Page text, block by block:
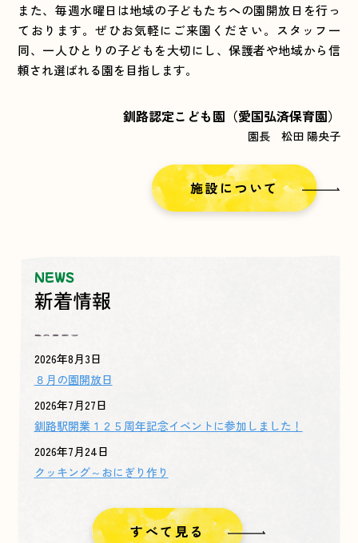
また、毎週水曜日は地域の子どもたちへの園開放日を行っ
ております。ぜひお気軽にご来園ください。スタッフ一
同、一人ひとりの子どもを大切にし、保護者や地域から信
頼され選ばれる園を目指します。
釧路認定こども園（愛国弘済保育園）
園長 松田 陽央子
施設について
NEWS
新着情報
すべて見る
2026年8月3日
８月の園開放日
2026年7月27日
釧路駅開業１２５周年記念イベントに参加しました！
2026年7月24日
クッキング～おにぎり作り